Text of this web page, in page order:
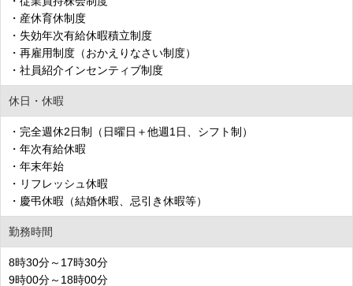
・産休育休制度
・失効年次有給休暇積立制度
・再雇用制度（おかえりなさい制度）
・社員紹介インセンティブ制度
休日・休暇
・完全週休2日制（日曜日＋他週1日、シフト制）
・年次有給休暇
・年末年始
・リフレッシュ休暇
・慶弔休暇（結婚休暇、忌引き休暇等）
勤務時間
8時30分～17時30分
9時00分～18時00分